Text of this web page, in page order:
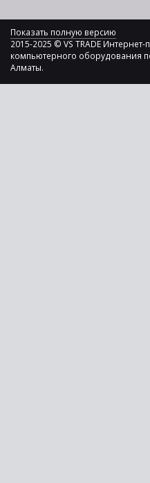
Показать полную версию
2015-2025 © VS TRADE
компьютерного оборудования
Алматы.